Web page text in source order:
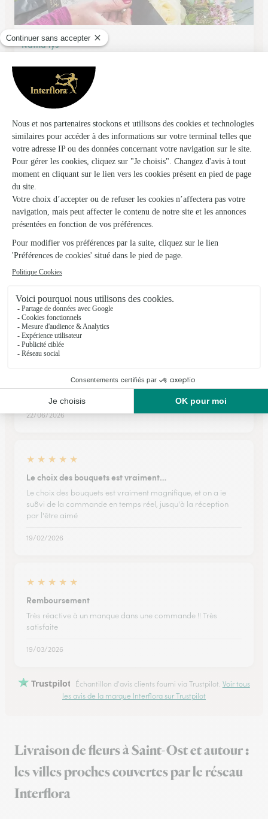
Natha’lys
L'isle en Dodon
★4.6 (51)
7, rue Droite
Voir la boutique
Ils ont fait livrer des fleurs ou une plante à
Saint-Ost
★ ★ ★ ★ ★
12/05/2026
★ ★ ★ ★
Vous avez été ponctuel, le produit correspondait à ce que j'ai
22/06/2026
★ ★ ★ ★ ★
Le choix des bouquets est vraiment…
Le choix des bouquets est vraiment magnifique, et on a ie
su8vi de la commande en temps réel, jusqu'à la réception
par l'être aimé
19/02/2026
★ ★ ★ ★ ★
Remboursement
Très réactive à un manque dans une commande !! Très
satisfaite
19/03/2026
Trustpilot Échantillon d'avis clients fourni via Trustpilot. Voir tous
les avis de la marque Interflora sur Trustpilot
Livraison de fleurs à Saint-Ost et autour :
les villes proches couvertes par le réseau
Interflora